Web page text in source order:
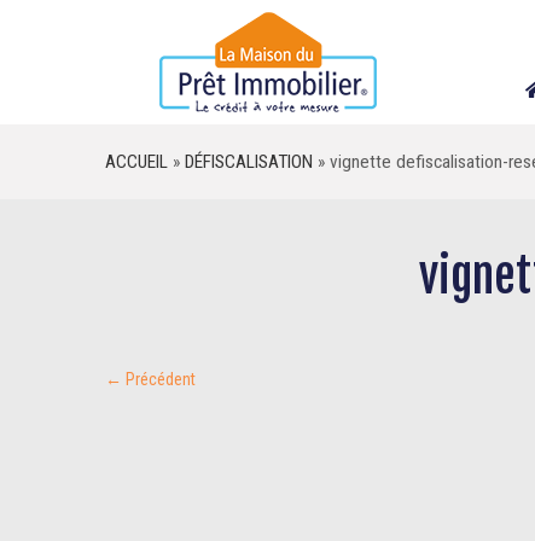
ACCUEIL » DÉFISCALISATION » vignette defiscalisation-
← Précédent